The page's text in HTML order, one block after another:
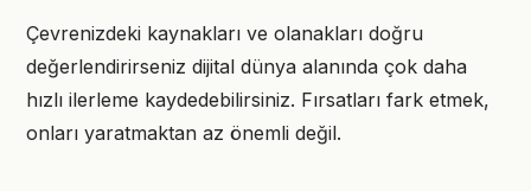
Çevrenizdeki kaynakları ve olanakları doğru
değerlendirirseniz dijital dünya alanında çok daha
hızlı ilerleme kaydedebilirsiniz. Fırsatları fark etmek,
onları yaratmaktan az önemli değil.